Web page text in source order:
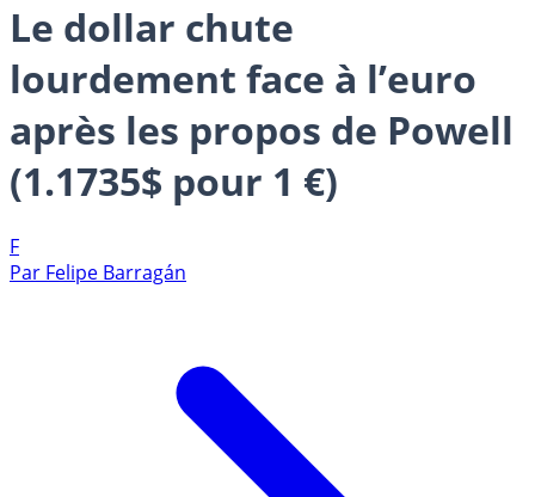
Le dollar chute
lourdement face à l’euro
après les propos de Powell
(1.1735$ pour 1 €)
F
Par Felipe Barragán